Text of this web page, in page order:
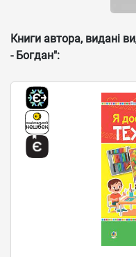
Книги автора, видані
- Богдан":